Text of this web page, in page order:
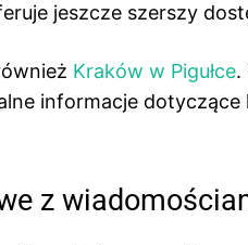
jeszcze szerszy
Kraków w Pigułce.
informacje
z